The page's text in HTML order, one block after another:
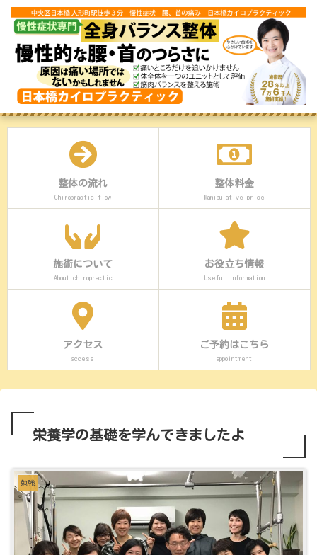
整体の流れ
Chiropractic flow
整体料金
Manipulative price
施術について
About chiropractic
お役立ち情報
Useful information
アクセス
access
ご予約はこちら
appointment
栄養学の基礎を学んできましたよ
勉強